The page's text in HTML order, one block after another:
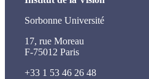
Sorbonne Université
17, rue Moreau
F-75012 Paris
+33 1 53 46 26 48